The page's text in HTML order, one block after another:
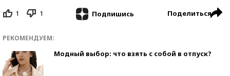
1 1 Подпишись Поделиться
РЕКОМЕНДУЕМ:
Модный выбор: что взять с собой в отпуск?